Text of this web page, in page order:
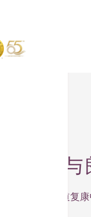
褪黑素
医院—司徒拔道复